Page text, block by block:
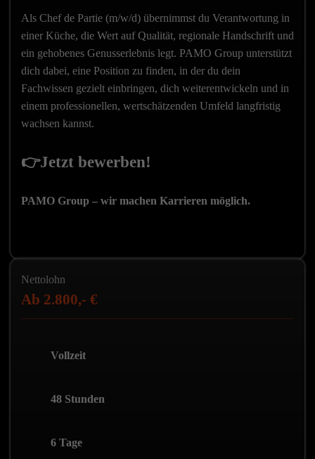
Als Chef de Partie (m/w/d) übernimmst du Verantwortung in
einer Küche, die Wert auf Qualität, regionale Handschrift und
ein gehobenes Genusserlebnis legt. PAMO Group unterstützt
dich dabei, eine Position zu finden, in der du dein
Fachwissen gezielt einbringen, dich weiterentwickeln und in
einem professionellen, wertschätzenden Umfeld langfristig
wachsen kannst.
👉Jetzt bewerben!
PAMO Group – wir machen Karrieren möglich.
Rahmendaten
zur
Stelle
Nettolohn
Ab 2.800,- €
Vollzeit
48 Stunden
6 Tage